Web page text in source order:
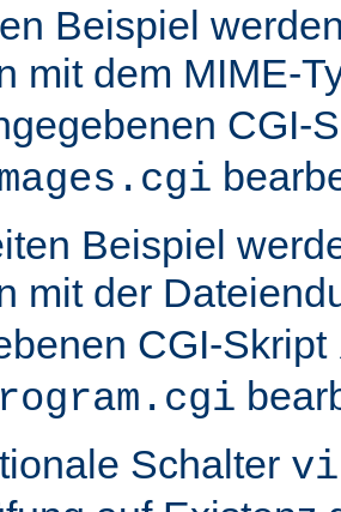
Beispiel
mit dem MIME-
CGI-
Beispiel
mit der
CGI-Skript
Schalter